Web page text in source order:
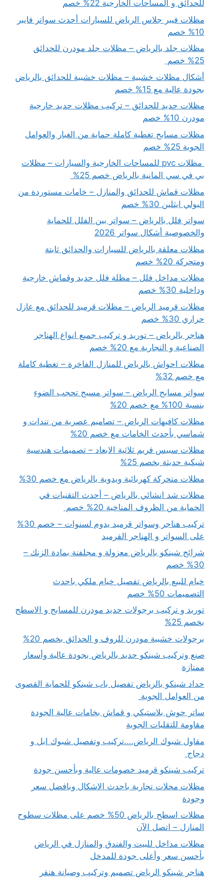
للحدائق و المساحات الخارجية 22% خصم
مظلات فيبر جلاس الرياض للسيارات أحدث سواتر فايبر
10% خصم
مظلات جلد بالرياض – مظلات جلد مودرن للحدائق
25% خصم
أشكال مظلات خشبية – مظلات خشبية للحدائق بالرياض
بجودة عالية مع 15% خصم
مظلات حديد للحدائق – تركيب مظلات حديد خارجية
مودرن 10% خصم
مظلات مسابح تغطية كاملة حماية من الغبار والعوامل
الجوية 25% خصم
مظلات pvc للمساحات الخارجية والسيارات – مظلات
بي في سي المانية بالرياض خصم 25%
مظلات قماش للحدائق والمنازل – خامات مستوردة من
البولي ايثلين 30% خصم
سواتر فلل بالرياض – سواتر بين الفلل للحماية
والخصوصية أشكال سواتر 2026
مظلات معلقة بالرياض للسيارات والحدائق ثابتة
ومتحركة 20% خصم
مظلات مداخل فلل – مظلة فلل حديد وقماش خارجية
وداخلية 30% خصم
مظلات قرميد الرياض – مظلات قرميد للحدائق مع عازل
حراري 30% خصم
هناجر بالرياض – توريد و تركيب جميع انواع الهناجر
الصناعية و التجارية مع 20% خصم
مظلات احواش بالرياض للمنازل الفاخرة – تغطية كاملة
مع خصم 32%
سواتر مسابح الرياض – سواتر مسبح تحجب الضوء
بنسبة 100% مع خصم 20%
مظلات كافيهات الرياض – تصاميم عصرية من تندات و
شماسي بأحدث الخامات مع خصم 20%
مظلات سبيس فريم ثلاثية الابعاد – تصميمات هندسية
شبكية حديثة بخصم 25%
مظلات متحركة كهربائية ويدوية بالرياض مع خصم 30%
مظلات شد انشائي بالرياض – أحدث التقنيات في
الحماية من الظروف المناخية 20% خصم
تركيب هناجر وسواتر قرميد يدوم لسنوات – خصم 30%
على السواتر و الهناجر القرميد
شرائح شينكو بالرياض معزولة و مجلفنة بمادة الزنك –
30% خصم
خيام للبيع بالرياض تفصيل خيام ملكي باحدث
التصميمات 50% خصم
توريد و تركيب برجولات حديد مودرن للمسابح و الاسطح
بخصم 25%
برجولات خشبية مودرن للروف و الحدائق بخصم 20%
صنع وتركيب شينكو حديد بالرياض بجودة عالية وأسعار
ممتازة
حداد شينكو بالرياض تفصيل باب شينكو للحماية القصوى
من العوامل الجوية
ساتر حوش بلاستيكي و قماش بخامات عالية الجودة
مقاومة للتقلبات الجوية
مقاول شبوك الرياض….تركيب وتفصيل شبوك ابل و
دجاج
تركيب شينكو قرميد خصومات عالية وبأحسن جودة
مظلات محلات تجارية باحدث الاشكال وبافضل سعر
وجودة
مظلات اسطح بالرياض 50% خصم على مظلات سطوح
المنازل – اتصل الآن
مظلات مداخل للبيت والفندق والمنازل في الرياض
بأحسن سعر وأعلى جودة للمدخل
هناجر شينكو الرياض تصميم وتركيب وصيانة هنقر